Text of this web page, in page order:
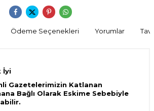
Ödeme Seçenekleri Yorumlar
İyi
Gazetelerimizin Katlanan
Bağlı Olarak Eskime Sebebiyle